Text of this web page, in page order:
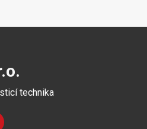
technika